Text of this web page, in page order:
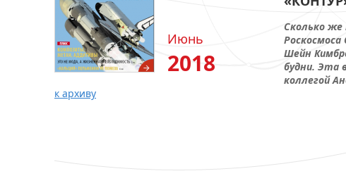
Июнь
2018
к архиву
Сколько
Шейн
будни. Эта
коллегой